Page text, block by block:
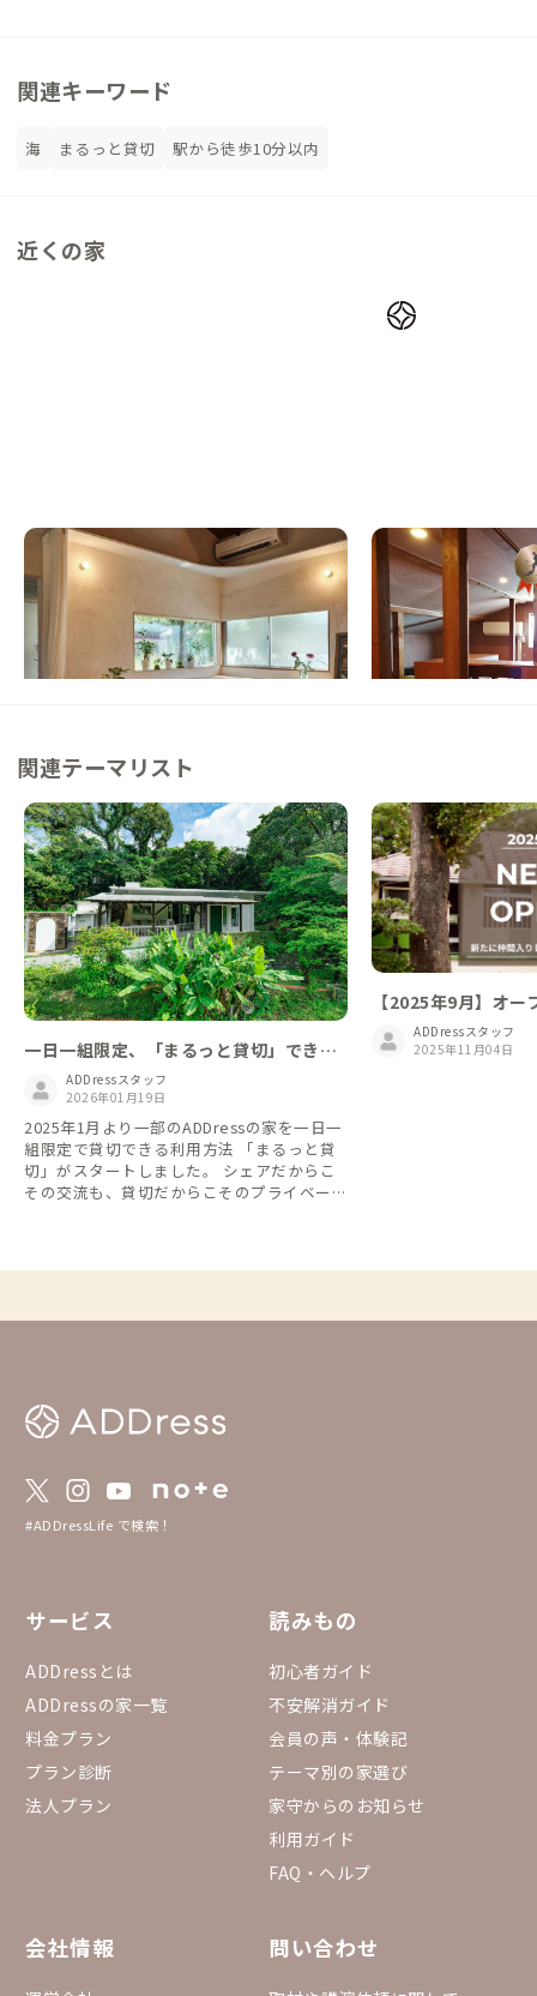
関連キーワード
海 まるっと貸切 駅から徒歩10分以内
近くの家
小田原F邸
神奈川県 ゲストハウス
【まるっと貸切専用】駅徒歩5分で城下町と
海を楽しむ貸切2LDK
この家からの距離 0km
小田原A邸
神奈川県 戸建て
【かまぼこ通り沿い
ンした遊び心溢れる家
この家からの距離 1km
関連テーマリスト
一日一組限定、「まるっと貸切」できる
家
ADDressスタッフ
2026年01月19日
2025年1月より一部のADDressの家を一日一
組限定で貸切できる利用方法 「まるっと貸
切」がスタートしました。 シェアだからこ
その交流も、貸切だからこそのプライベート
し、シーンや気分に合った多様なADDress Li
を必ずご確認の上、ご予約をお願いします。
https://addresslove.notion.site/ADDress-1
のまるっと貸切全物件の空き状況が一覧にな
っています。 https://docs.google.com/spr
eadsheets/d/1gGpN9uErfP84T7ov6CWaMa
【2025年9月】オ
ADDressスタッフ
2025年11月04日
#ADDressLife で検索！
サービス
ADDressとは
ADDressの家一覧
料金プラン
プラン診断
法人プラン
読みもの
初心者ガイド
不安解消ガイド
会員の声・体験記
テーマ別の家選び
家守からのお知らせ
利用ガイド
FAQ・ヘルプ
会社情報 問い合わせ